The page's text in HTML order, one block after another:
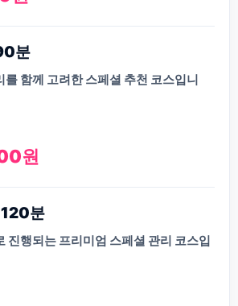
분
를 함께 고려한 스페셜 추천 코스입니
원
분
진행되는 프리미엄 스페셜 관리 코스입